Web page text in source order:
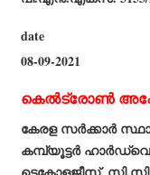
date
08-09-2021
കെല്‍ട്രോണ്‍
കേരള സര്‍ക്കാര്‍
കമ്പ്യൂട്ടര്‍